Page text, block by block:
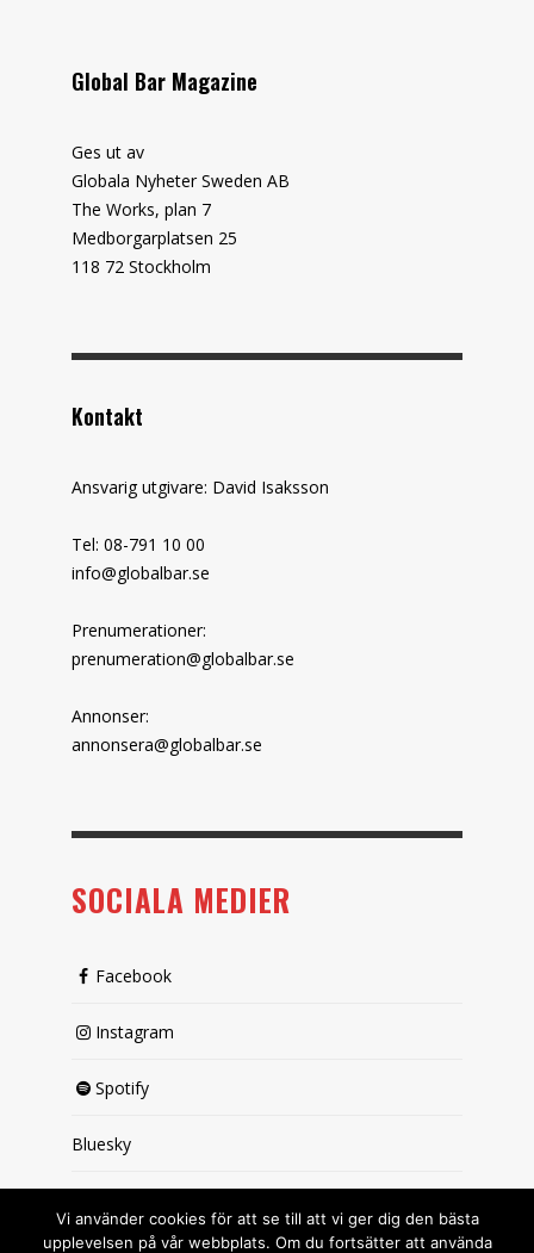
Global Bar Magazine
Ges ut av
Globala Nyheter Sweden AB
The Works, plan 7
Medborgarplatsen 25
118 72 Stockholm
Kontakt
Ansvarig utgivare: David Isaksson
Tel: 08-791 10 00
info@globalbar.se
Prenumerationer:
prenumeration@globalbar.se
Annonser:
annonsera@globalbar.se
SOCIALA MEDIER
Facebook
Instagram
Spotify
Bluesky
Vi använder cookies för att se till att vi ger dig den bästa
upplevelsen på vår webbplats. Om du fortsätter att använda